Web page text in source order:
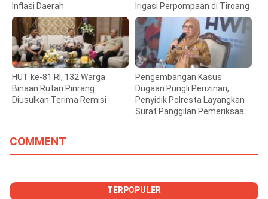
Inflasi Daerah
Irigasi Perpompaan di Tiroang
HUT ke-81 RI, 132 Warga
Binaan Rutan Pinrang
Diusulkan Terima Remisi
Pengembangan Kasus
Dugaan Pungli Perizinan,
Penyidik Polresta Layangkan
Surat Panggilan Pemeriksaan
COMMENT
TERPOPULER